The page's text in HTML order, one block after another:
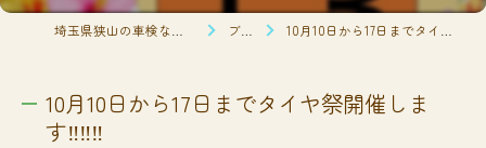
ブログ 10月10日から17日までタイヤ祭開催します‼️‼️‼️
10月10日から17日までタイヤ祭開催しま
す‼️‼️‼️